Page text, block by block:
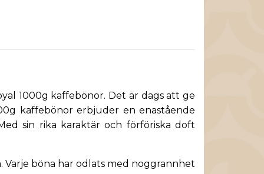
1000g kaffebönor. Det är dags att ge
kaffebönor erbjuder en enastående
sin rika karaktär och förföriska doft
böna har odlats med noggrannhet